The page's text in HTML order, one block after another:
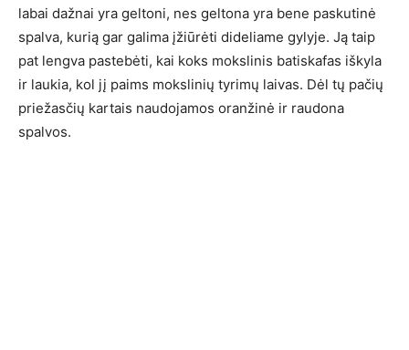
labai dažnai yra geltoni, nes geltona yra bene paskutinė
spalva, kurią gar galima įžiūrėti dideliame gylyje. Ją taip
pat lengva pastebėti, kai koks mokslinis batiskafas iškyla
ir laukia, kol jį paims mokslinių tyrimų laivas. Dėl tų pačių
priežasčių kartais naudojamos oranžinė ir raudona
spalvos.